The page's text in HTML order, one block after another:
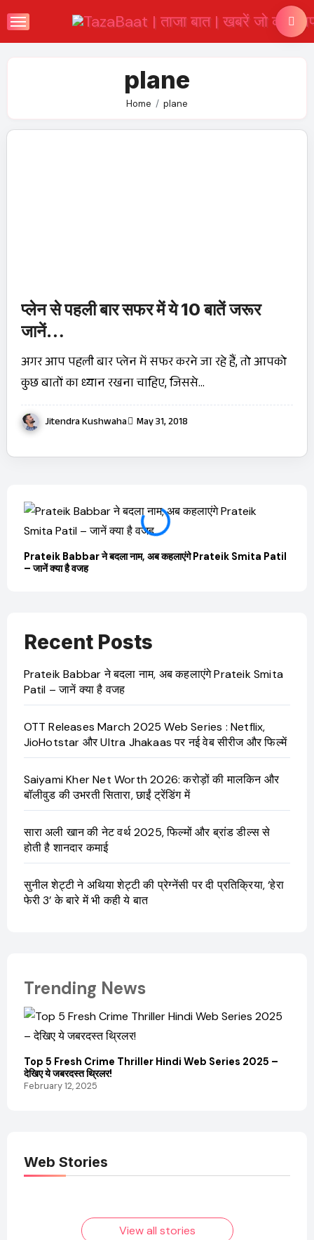
to
plane
Home plane
प्लेन से पहली बार सफर में ये 10 बातें जरूर
जानें…
अगर आप पहली बार प्लेन में सफर करने जा रहे हैं, तो आपको
कुछ बातों का ध्यान रखना चाहिए, जिससे…
Jitendra Kushwaha May 31, 2018
Prateik Babbar ने बदला नाम, अब कहलाएंगे Prateik Smita Patil
– जानें क्या है वजह
Recent Posts
Prateik Babbar ने बदला नाम, अब कहलाएंगे Prateik Smita
Patil – जानें क्या है वजह
OTT Releases March 2025 Web Series : Netflix,
JioHotstar और Ultra Jhakaas पर नई वेब सीरीज और फिल्में
Saiyami Kher Net Worth 2026: करोड़ों की मालकिन और
बॉलीवुड की उभरती सितारा, छाईं ट्रेंडिंग में
सारा अली खान की नेट वर्थ 2025, फिल्मों और ब्रांड डील्स से
होती है शानदार कमाई
सुनील शेट्टी ने अथिया शेट्टी की प्रेग्नेंसी पर दी प्रतिक्रिया, ‘हेरा
फेरी 3’ के बारे में भी कही ये बात
Trending News
Top 5 Fresh Crime Thriller Hindi Web Series 2025 –
देखिए ये जबरदस्त थ्रिलर!
February 12, 2025
Web Stories
Elvish Yadav: एक
आम लड़के से यूट्यूबर
फिल्मों का जादू और उनका
View all stories